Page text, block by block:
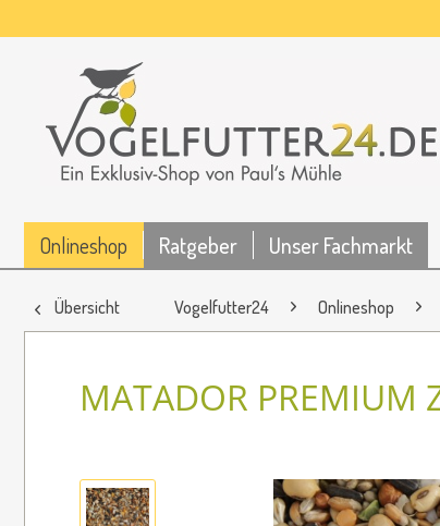
Onlineshop Ratgeber Unser Fachmarkt
Übersicht Vogelfutter24 Onlineshop
MATADOR PREMIUM